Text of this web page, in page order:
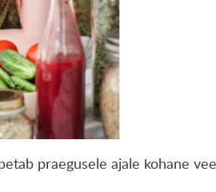
praegusele ajale kohane